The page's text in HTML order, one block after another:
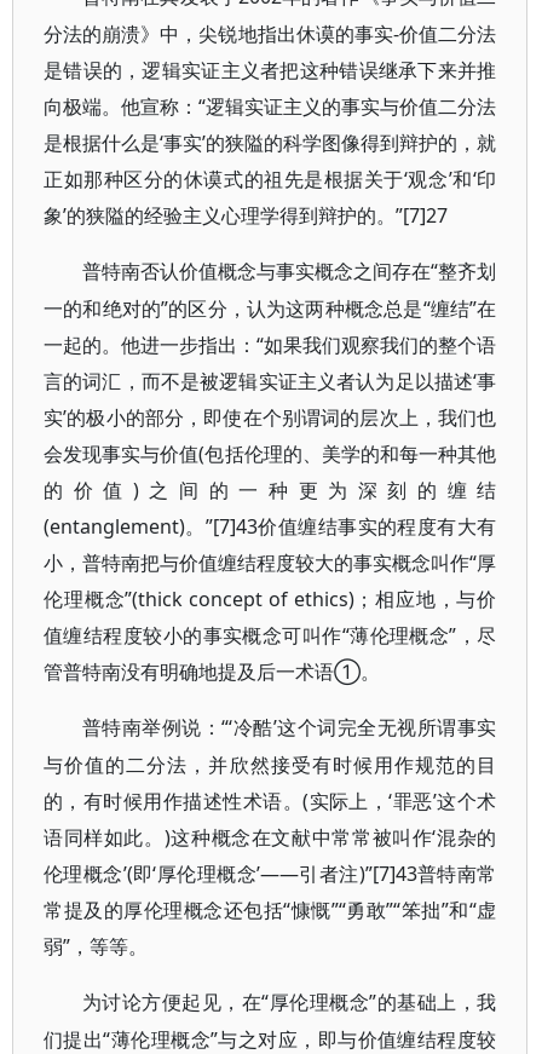
分法的崩溃》中，尖锐地指出休谟的事实-价值二分法
是错误的，逻辑实证主义者把这种错误继承下来并推
向极端。他宣称：“逻辑实证主义的事实与价值二分法
是根据什么是‘事实’的狭隘的科学图像得到辩护的，就
正如那种区分的休谟式的祖先是根据关于‘观念’和‘印
象’的狭隘的经验主义心理学得到辩护的。”[7]27
普特南否认价值概念与事实概念之间存在“整齐划
一的和绝对的”的区分，认为这两种概念总是“缠结”在
一起的。他进一步指出：“如果我们观察我们的整个语
言的词汇，而不是被逻辑实证主义者认为足以描述‘事
实’的极小的部分，即使在个别谓词的层次上，我们也
会发现事实与价值(包括伦理的、美学的和每一种其他
的价值)之间的一种更为深刻的缠结
(entanglement)。”[7]43价值缠结事实的程度有大有
小，普特南把与价值缠结程度较大的事实概念叫作“厚
伦理概念”(thick concept of ethics)；相应地，与价
值缠结程度较小的事实概念可叫作“薄伦理概念”，尽
管普特南没有明确地提及后一术语①。
普特南举例说：“‘冷酷’这个词完全无视所谓事实
与价值的二分法，并欣然接受有时候用作规范的目
的，有时候用作描述性术语。(实际上，‘罪恶’这个术
语同样如此。)这种概念在文献中常常被叫作‘混杂的
伦理概念’(即‘厚伦理概念’——引者注)”[7]43普特南常
常提及的厚伦理概念还包括“慷慨”“勇敢”“笨拙”和“虚
弱”，等等。
为讨论方便起见，在“厚伦理概念”的基础上，我
们提出“薄伦理概念”与之对应，即与价值缠结程度较